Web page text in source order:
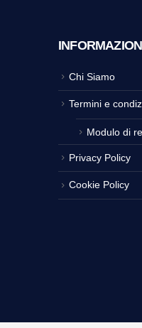
Chi Siamo
Termini e
Modulo di
Privacy Policy
Cookie Policy